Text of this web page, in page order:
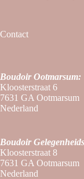
Contact
Boudoir Ootmarsum:
Kloosterstraat 6
7631 GA Ootmarsum
Nederland
Boudoir
Kloosterstraat 8
7631 GA Ootmarsum
Nederland